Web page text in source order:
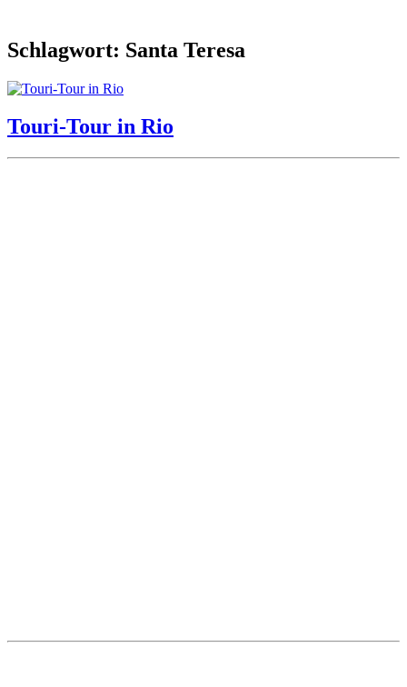
Schlagwort: Santa Teresa
Touri-Tour in Rio